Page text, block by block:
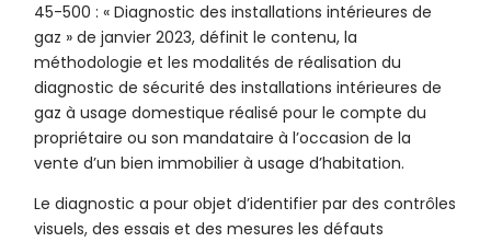
45-500 : « Diagnostic des installations intérieures de
gaz » de janvier 2023, définit le contenu, la
méthodologie et les modalités de réalisation du
diagnostic de sécurité des installations intérieures de
gaz à usage domestique réalisé pour le compte du
propriétaire ou son mandataire à l’occasion de la
vente d’un bien immobilier à usage d’habitation.
Le diagnostic a pour objet d’identifier par des contrôles
visuels, des essais et des mesures les défauts